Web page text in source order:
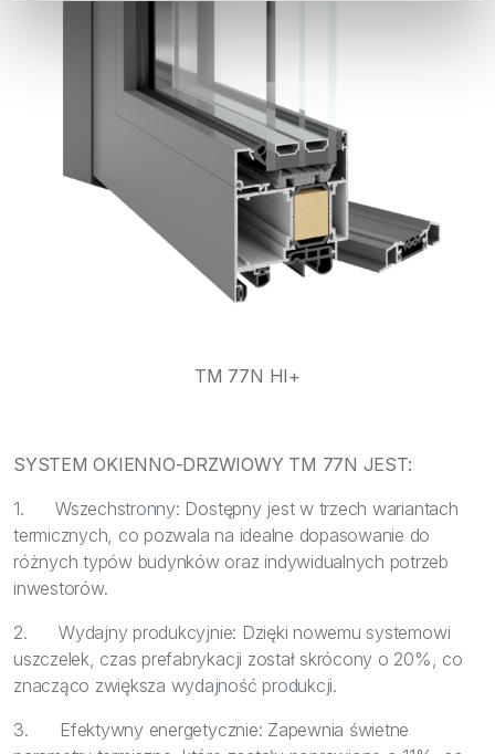
TM 77N HI+
SYSTEM OKIENNO-DRZWIOWY TM 77N JEST:
1. Wszechstronny: Dostępny jest w trzech wariantach
termicznych, co pozwala na idealne dopasowanie do
różnych typów budynków oraz indywidualnych potrzeb
inwestorów.
2. Wydajny produkcyjnie: Dzięki nowemu systemowi
uszczelek, czas prefabrykacji został skrócony o 20%, co
znacząco zwiększa wydajność produkcji.
3. Efektywny energetycznie: Zapewnia świetne